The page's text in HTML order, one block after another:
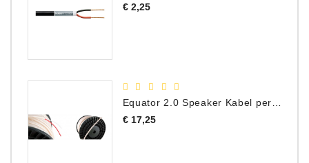
€ 2,25Prijs
Equator 2.0 Speaker Kabel per meter
€ 17,25Prijs